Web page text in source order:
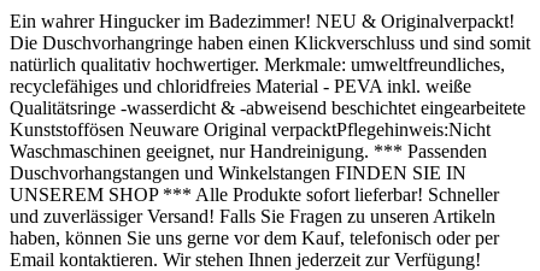
Ein wahrer Hingucker im Badezimmer! NEU & Originalverpackt!
Die Duschvorhangringe haben einen Klickverschluss und sind somit
natürlich qualitativ hochwertiger. Merkmale: umweltfreundliches,
recyclefähiges und chloridfreies Material - PEVA inkl. weiße
Qualitätsringe -wasserdicht & -abweisend beschichtet eingearbeitete
Kunststoffösen Neuware Original verpacktPflegehinweis:Nicht
Waschmaschinen geeignet, nur Handreinigung. *** Passenden
Duschvorhangstangen und Winkelstangen FINDEN SIE IN
UNSEREM SHOP *** Alle Produkte sofort lieferbar! Schneller
und zuverlässiger Versand! Falls Sie Fragen zu unseren Artikeln
haben, können Sie uns gerne vor dem Kauf, telefonisch oder per
Email kontaktieren. Wir stehen Ihnen jederzeit zur Verfügung!